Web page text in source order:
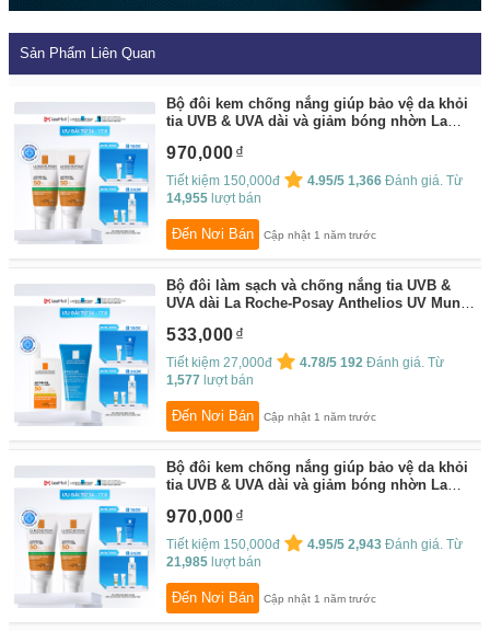
Sản Phẩm Liên Quan
Bộ đôi kem chống nắng giúp bảo vệ da khỏi
tia UVB & UVA dài và giảm bóng nhờn La
Control Gel-Cream 50ml
970,000
Tiết kiệm 150,000đ 4.95/5 1,366 Đánh giá. Từ
14,955 lượt bán
Đến Nơi Bán Cập nhật 1 năm trước
Bộ đôi làm sạch và chống nắng tia UVB &
UVA dài La Roche-Posay Anthelios UV Mune
533,000
Tiết kiệm 27,000đ 4.78/5 192 Đánh giá. Từ
1,577 lượt bán
Đến Nơi Bán Cập nhật 1 năm trước
Bộ đôi kem chống nắng giúp bảo vệ da khỏi
tia UVB & UVA dài và giảm bóng nhờn La
Control Gel-Cream 50ml
970,000
Tiết kiệm 150,000đ 4.95/5 2,943 Đánh giá. Từ
21,985 lượt bán
Đến Nơi Bán Cập nhật 1 năm trước